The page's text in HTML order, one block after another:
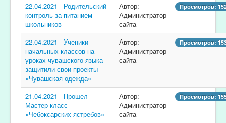
22.04.2021 - Родительский
контроль за питанием
школьников
Автор:
Администратор
сайта
Просмотров:
22.04.2021 - Ученики
начальных классов на
уроках чувашского языка
защитили свои проекты
«Чувашская одежда»
Автор:
Администратор
сайта
Просмотров:
21.04.2021 - Прошел
Мастер-класс
«Чебоксарских ястребов»
Автор:
Администратор
сайта
Просмотров: